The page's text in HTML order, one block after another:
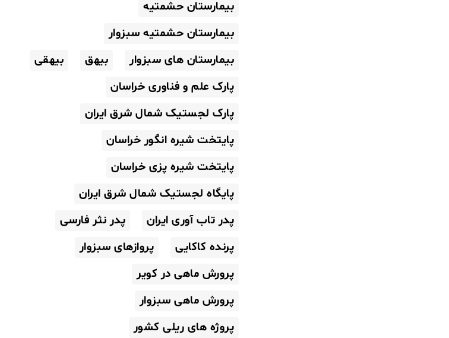
بیمارستان حشمتیه
بیمارستان حشمتیه سبزوار
بیمارستان های سبزوار
بیهق
بیهقی
پارک علم و فناوری خراسان
پارک لجستیک شمال شرق ایران
پایتخت شیره انگور خراسان
پایتخت شیره پزی خراسان
پایگاه لجستیک شمال شرق ایران
پدر تاب آوری ایران
پدر نثر فارسی
پرنده کاکایی
پروازهای سبزوار
پرورش ماهی در کویر
پرورش ماهی سبزوار
پروژه های ریلی کشور